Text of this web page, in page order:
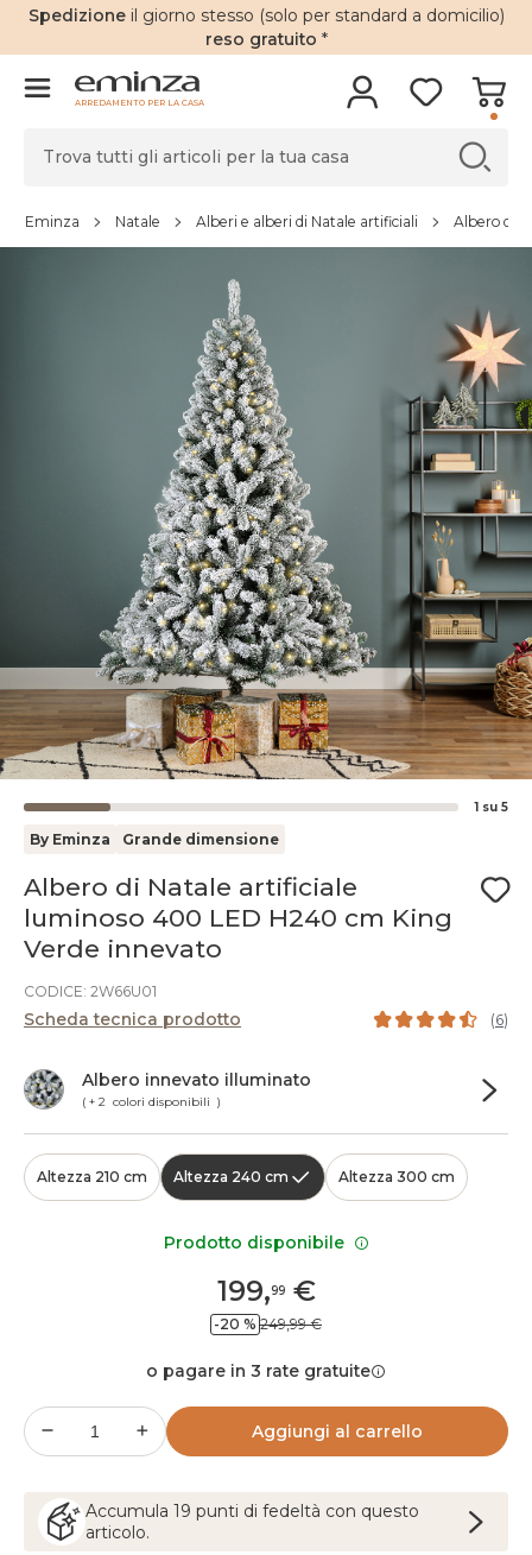
Spedizione il giorno stesso (solo per standard a domicilio)
reso gratuito *
ARREDAMENTO PER LA CASA
Eminza Natale Alberi e alberi di Natale artificiali Albero di
1 su 5
By Eminza Grande dimensione
Albero di Natale artificiale
luminoso 400 LED H240 cm King
Verde innevato
CODICE: 2W66U01
Scheda tecnica prodotto (6)
Albero innevato illuminato
( + 2 colori disponibili )
Altezza 210 cm Altezza 240 cm Altezza 300 cm
199,99€
-20 % 249,99 €
o pagare in 3 rate gratuite
Aggiungi al carrello
Accumula 19 punti di fedeltà con questo
articolo.